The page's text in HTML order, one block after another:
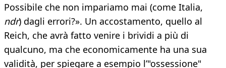
Possibile che non impariamo mai (come Italia,
ndr) dagli errori?». Un accostamento, quello al
Reich, che avrà fatto venire i brividi a più di
qualcuno, ma che economicamente ha una sua
validità, per spiegare a esempio l’"ossessione"